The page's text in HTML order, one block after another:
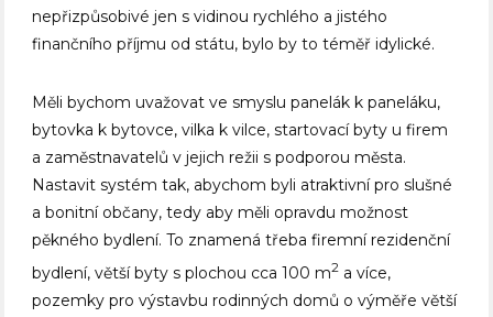
nepřizpůsobivé jen s vidinou rychlého a jistého
finančního příjmu od státu, bylo by to téměř idylické.
Měli bychom uvažovat ve smyslu panelák k paneláku,
bytovka k bytovce, vilka k vilce, startovací byty u firem
a zaměstnavatelů v jejich režii s podporou města.
Nastavit systém tak, abychom byli atraktivní pro slušné
a bonitní občany, tedy aby měli opravdu možnost
pěkného bydlení. To znamená třeba firemní rezidenční
bydlení, větší byty s plochou cca 100 m2 a více,
pozemky pro výstavbu rodinných domů o výměře větší